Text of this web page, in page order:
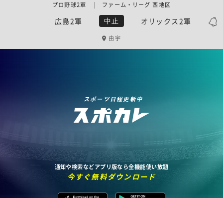
広島2軍 中止 オリックス2軍
プロ野球2軍 | ファーム・リーグ 西地区
由宇
スポーツ日程更新中
通知や検索などアプリ版なら全機能使い放題
今すぐ無料ダウンロード